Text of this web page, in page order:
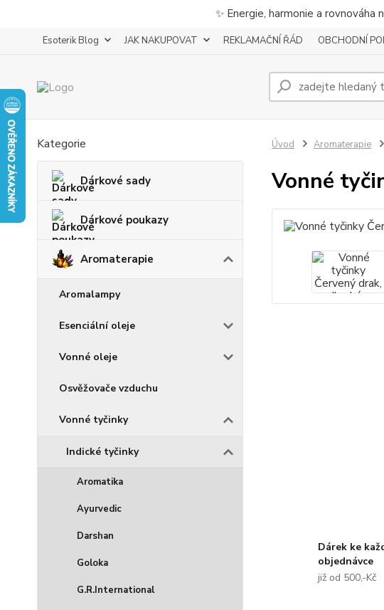
✨ Energie, harmonie a
Esoterik Blog JAK NAKUPOVAT REKLAMAČNÍ ŘÁD OBCHODNÍ
Kategorie
Dárkové sady
Dárkové poukazy
Aromaterapie
Aromalampy
Esenciální oleje
Vonné oleje
Osvěžovače vzduchu
Vonné tyčinky
Indické tyčinky
Aromatika
Ayurvedic
Darshan
Goloka
G.R.International
Úvod Aromaterapie
Vonné
Dárek ke
objednávce
již od 500,-Kč